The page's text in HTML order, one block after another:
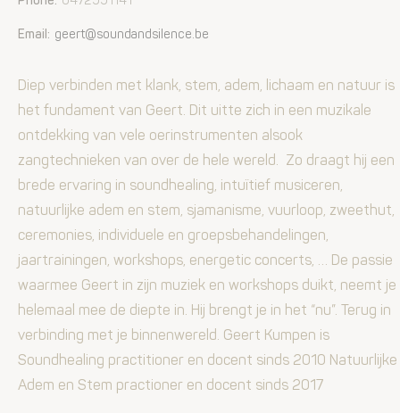
Email: geert@soundandsilence.be
Diep verbinden met klank, stem, adem, lichaam en natuur is
het fundament van Geert. Dit uitte zich in een muzikale
ontdekking van vele oerinstrumenten alsook
zangtechnieken van over de hele wereld. Zo draagt hij een
brede ervaring in soundhealing, intuïtief musiceren,
natuurlijke adem en stem, sjamanisme, vuurloop, zweethut,
ceremonies, individuele en groepsbehandelingen,
jaartrainingen, workshops, energetic concerts, … De passie
waarmee Geert in zijn muziek en workshops duikt, neemt je
helemaal mee de diepte in. Hij brengt je in het “nu”. Terug in
verbinding met je binnenwereld. Geert Kumpen is
Soundhealing practitioner en docent sinds 2010 Natuurlijke
Adem en Stem practioner en docent sinds 2017